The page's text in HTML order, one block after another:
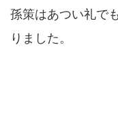
孫策はあつい礼で
りました。